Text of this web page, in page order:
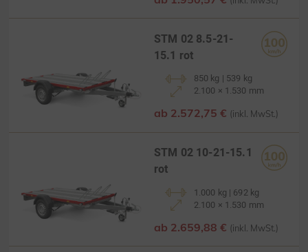
STM 02 8.5-21-
15.1 rot
850 kg | 539 kg
2.100 × 1.530 mm
ab 2.572,75 € (inkl. MwSt.)
STM 02 10-21-15.1
rot
1.000 kg | 692 kg
2.100 × 1.530 mm
ab 2.659,88 € (inkl. MwSt.)